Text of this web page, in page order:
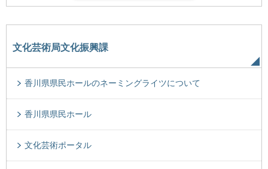
文化芸術局文化振興課
香川県県民ホールのネーミングライツについて
香川県県民ホール
文化芸術ポータル